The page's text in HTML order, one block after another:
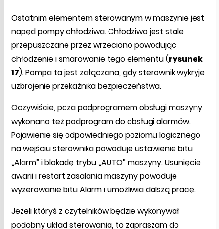
Ostatnim elementem sterowanym w maszynie jest
napęd pompy chłodziwa. Chłodziwo jest stale
przepuszczane przez wrzeciono powodując
chłodzenie i smarowanie tego elementu (rysunek
17). Pompa ta jest załączana, gdy sterownik wykryje
uzbrojenie przekaźnika bezpieczeństwa.
Oczywiście, poza podprogramem obsługi maszyny
wykonano też podprogram do obsługi alarmów.
Pojawienie się odpowiedniego poziomu logicznego
na wejściu sterownika powoduje ustawienie bitu
„Alarm” i blokadę trybu „AUTO” maszyny. Usunięcie
awarii i restart zasalania maszyny powoduje
wyzerowanie bitu Alarm i umożliwia dalszą pracę.
Jeżeli któryś z czytelników będzie wykonywał
podobny układ sterowania, to zapraszam do